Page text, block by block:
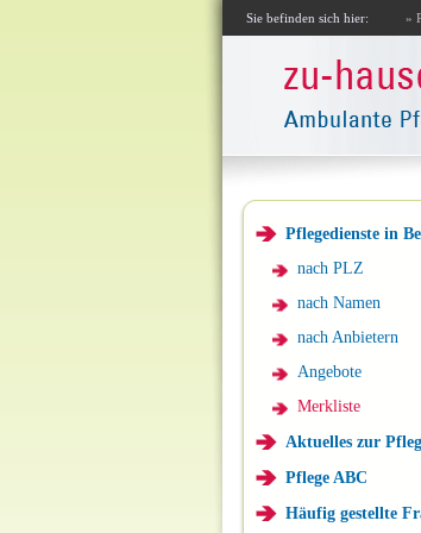
Sie befinden sich hier: »
Pflegedienste in
nach PLZ
nach Namen
nach Anbietern
Angebote
Merkliste
Aktuelles zur
Pflege ABC
Häufig gestellte